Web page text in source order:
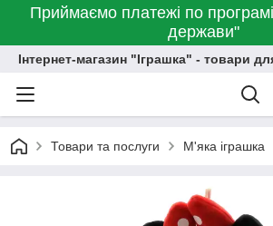
Приймаємо платежі по
держави"
Інтернет-магазин "Іграшка" - товари
Товари та послуги М'яка іграшка